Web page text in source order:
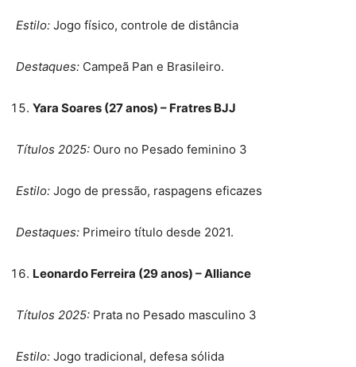
Estilo: Jogo físico, controle de distância
Destaques: Campeã Pan e Brasileiro.
Yara Soares (27 anos) – Fratres BJJ
Títulos 2025: Ouro no Pesado feminino 3
Estilo: Jogo de pressão, raspagens eficazes
Destaques: Primeiro título desde 2021.
Leonardo Ferreira (29 anos) – Alliance
Títulos 2025: Prata no Pesado masculino 3
Estilo: Jogo tradicional, defesa sólida